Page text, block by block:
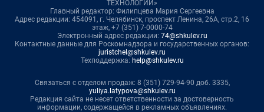
ТЕХНОЛОГИИ»
Главный редактор: Филипцева Мария Сергеевна
Адрес редакции: 454091, г. Челябинск, проспект Ленина, 26А, стр.2, 16
этаж, +7 (351) 7-0000-74
Электронный адрес редакции: 74@shkulev.ru
Контактные данные для Роскомнадзора и государственных органов:
juristchel@shkulev.ru
Техподдержка: help@shkulev.ru
Связаться с отделом продаж: 8 (351) 729-94-90 доб. 3335,
yuliya.latypova@shkulev.ru
Редакция сайта не несет ответственности за достоверность
информации, содержащейся в рекламных объявлениях.